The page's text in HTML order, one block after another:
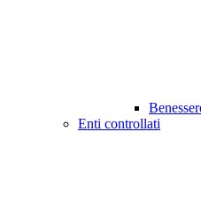
Enti controllati